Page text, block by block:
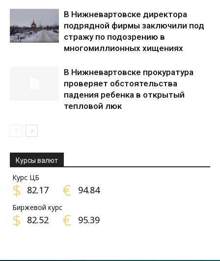
В Нижневартовске директора
подрядной фирмы заключили под
стражу по подозрению в
многомиллионных хищениях
В Нижневартовске прокуратура
проверяет обстоятельства
падения ребенка в открытый
тепловой люк
Курсы валют
Курс ЦБ
$ 82.17 € 94.84
Биржевой курс
$ 82.52 € 95.39